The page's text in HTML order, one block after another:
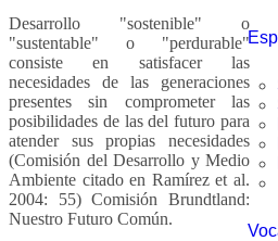
Desarrollo "sostenible" o
"sustentable" o "perdurable"
consiste en satisfacer las
necesidades de las generaciones
presentes sin comprometer las
posibilidades de las del futuro para
atender sus propias necesidades
(Comisión del Desarrollo y Medio
Ambiente citado en Ramírez et al.
2004: 55) Comisión Brundtland:
Nuestro Futuro Común.